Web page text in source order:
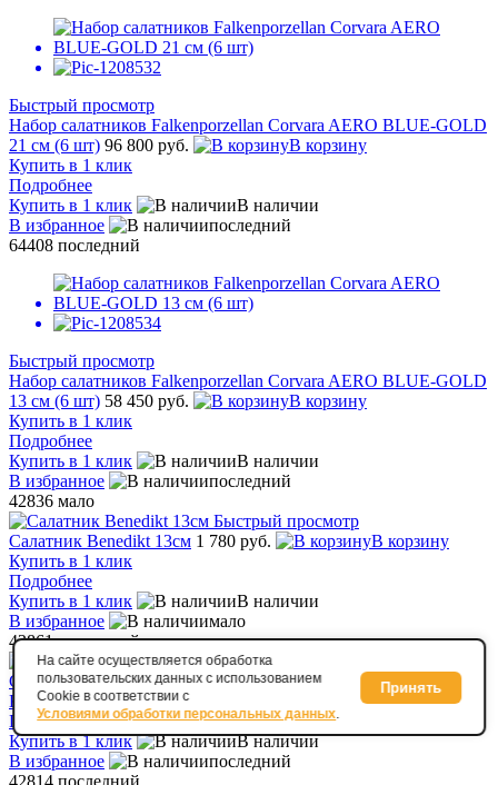
Быстрый просмотр
Набор салатников Falkenporzellan Corvara AERO BLUE-GOLD
21 см (6 шт) 96 800 руб.
В корзину
Купить в 1 клик
Подробнее
Купить в 1 клик
В наличии
В избранное
последний
64408 последний
Быстрый просмотр
Набор салатников Falkenporzellan Corvara AERO BLUE-GOLD
13 см (6 шт) 58 450 руб.
В корзину
Купить в 1 клик
Подробнее
Купить в 1 клик
В наличии
В избранное
последний
42836 мало
Быстрый просмотр
Салатник Benedikt 13см 1 780 руб.
В корзину
Купить в 1 клик
Подробнее
Купить в 1 клик
В наличии
В избранное
мало
42861 последний
Быстрый просмотр
Салатник Benedikt 21см 3 900 руб.
В корзину
Купить в 1 клик
Подробнее
Купить в 1 клик
В наличии
В избранное
последний
42814 последний
На сайте осуществляется обработка
пользовательских данных с использованием
Cookie в соответствии с
Условиями обработки персональных данных.
Принять